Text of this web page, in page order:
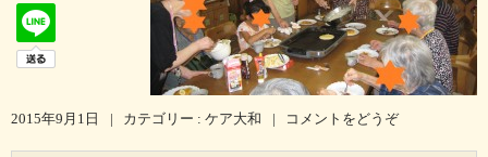
2015年9月1日 | カテゴリー : ケア大和 | コメントをどうぞ